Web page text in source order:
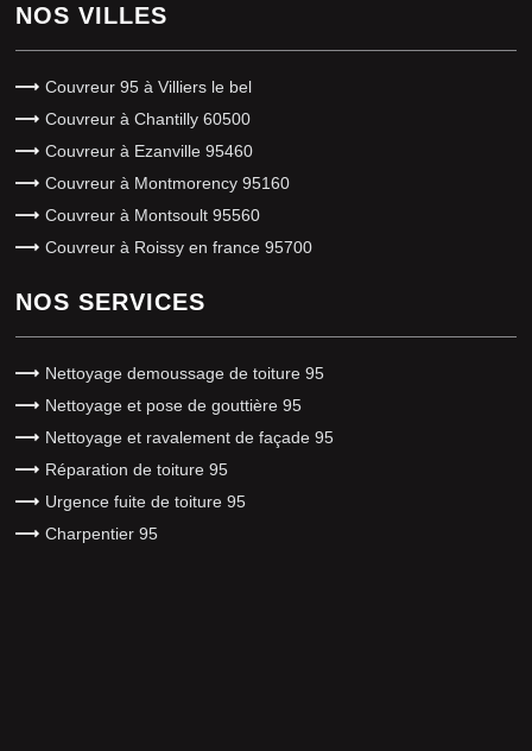
NOS VILLES
Couvreur 95 à Villiers le bel
Couvreur à Chantilly 60500
Couvreur à Ezanville 95460
Couvreur à Montmorency 95160
Couvreur à Montsoult 95560
Couvreur à Roissy en france 95700
NOS SERVICES
Nettoyage demoussage de toiture 95
Nettoyage et pose de gouttière 95
Nettoyage et ravalement de façade 95
Réparation de toiture 95
Urgence fuite de toiture 95
Charpentier 95